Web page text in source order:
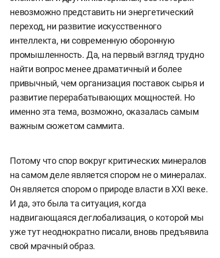
невозможно представить ни энергетический
переход, ни развитие искусственного
интеллекта, ни современную оборонную
промышленность. Да, на первый взгляд трудно
найти вопрос менее драматичный и более
привычный, чем организация поставок сырья и
развитие перерабатывающих мощностей. Но
именно эта тема, возможно, оказалась самым
важным сюжетом саммита.
Потому что спор вокруг критических минералов
на самом деле является спором не о минералах.
Он является спором о природе власти в XXI веке.
И да, это была та ситуация, когда
надвигающаяся деглобализация, о которой мы
уже тут неоднократно писали, вновь предъявила
свой мрачный образ.